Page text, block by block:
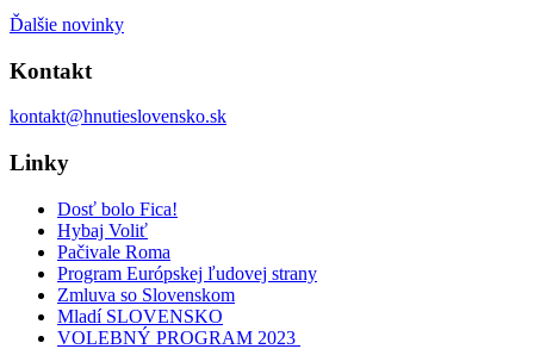
Ďalšie novinky
Kontakt
kontakt@hnutieslovensko.sk
Linky
Dosť bolo Fica!
Hybaj Voliť
Pačivale Roma
Program Európskej ľudovej strany
Zmluva so Slovenskom
Mladí SLOVENSKO
VOLEBNÝ PROGRAM 2023